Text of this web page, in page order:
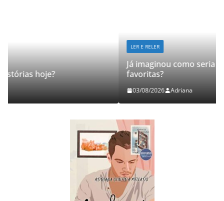
Já imaginou como seria revisitar suas histórias
favoritas?